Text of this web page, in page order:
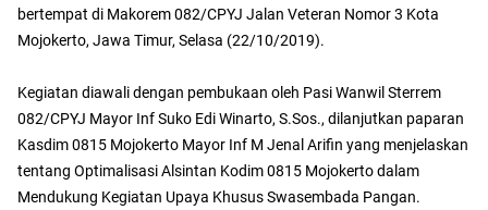
bertempat di Makorem 082/CPYJ Jalan Veteran Nomor 3 Kota
Mojokerto, Jawa Timur, Selasa (22/10/2019).
Kegiatan diawali dengan pembukaan oleh Pasi Wanwil Sterrem
082/CPYJ Mayor Inf Suko Edi Winarto, S.Sos., dilanjutkan paparan
Kasdim 0815 Mojokerto Mayor Inf M Jenal Arifin yang menjelaskan
tentang Optimalisasi Alsintan Kodim 0815 Mojokerto dalam
Mendukung Kegiatan Upaya Khusus Swasembada Pangan.